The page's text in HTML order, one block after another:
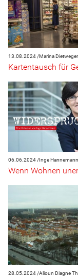
13.08.2024 /Marina Dietweger
Kartentausch für
06.06.2024 / Inge Hannemann
Wenn Wohnen
28.05.2024 /Alioun Diagne